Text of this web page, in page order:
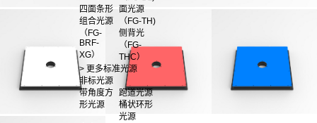
四面条形
组合光源
（FG-
BRF-
XG）
面光源
（FG-TH)
侧背光
（FG-
THC）
> 更多标准光源
非标光源
带角度方
形光源
跑道光源
桶状环形
光源